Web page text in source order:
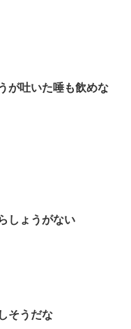
が吐いた唾も飲めな
しょうがない
そうだな